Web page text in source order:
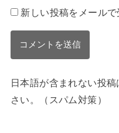
新しい投稿をメールで
日本語が含まれない投
さい。（スパム対策）